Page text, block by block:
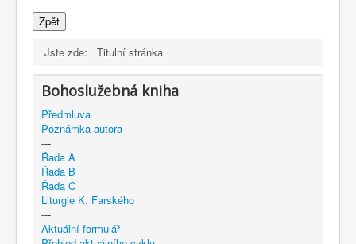
Zpět
Jste zde: Titulní stránka
Bohoslužebná kniha
Předmluva
Poznámka autora
---
Řada A
Řada B
Řada C
Liturgie K. Farského
---
Aktuální formulář